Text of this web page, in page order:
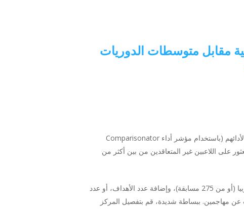
مقابل متوسطات الدوريات
يسمح “متجر التوظيف” لموظفي التوظيف والكشافة بالبحث عن/إدراج اللاعبين بنقرة واحدة من أي دوري وأي مركز وفقًا لأدائهم (باستخدام مؤشر أداء Comparisonator
على اللاعبين غير المتعاقدين من بين أكثر من
على سبيل المثال يمكن لصانعي القرار إدراج أفضل لاعبي الوسط المهاجمين تحت 21 سنة (أو أي مركز) في كرواتيا وصربيا (أو من 275 مسابقة)، وإضافة عدد الأهداف، أو عدد
عن مهاجمين. ببساطة شديدة، قم بتفصيل المركز